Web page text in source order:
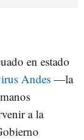
en estado
Andes—la
a la